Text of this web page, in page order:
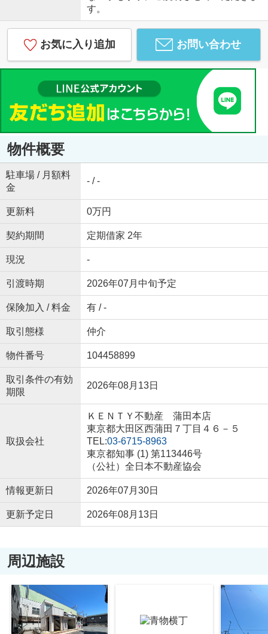
す。
お気に入り追加 お問い合わせ
物件概要
駐車場 / 月額料
金
- / -
更新料 0万円
契約期間 定期借家 2年
現況 -
引渡時期 2026年07月中旬予定
保険加入 / 料金 有 / -
取引態様 仲介
物件番号 104458899
取引条件の有効
期限
2026年08月13日
取扱会社
ＫＥＮＴＹ不動産 蒲田本店
東京都大田区西蒲田７丁目４６－５
TEL:03-6715-8963
東京都知事 (1) 第113446号
（公社）全日本不動産協会
情報更新日 2026年07月30日
更新予定日 2026年08月13日
周辺施設